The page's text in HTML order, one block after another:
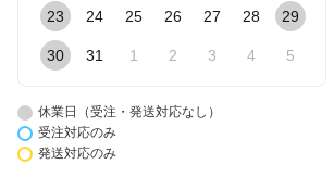
23 24 25 26 27 28 29
30 31 1 2 3 4 5
休業日（受注・発送対応なし）
受注対応のみ
発送対応のみ